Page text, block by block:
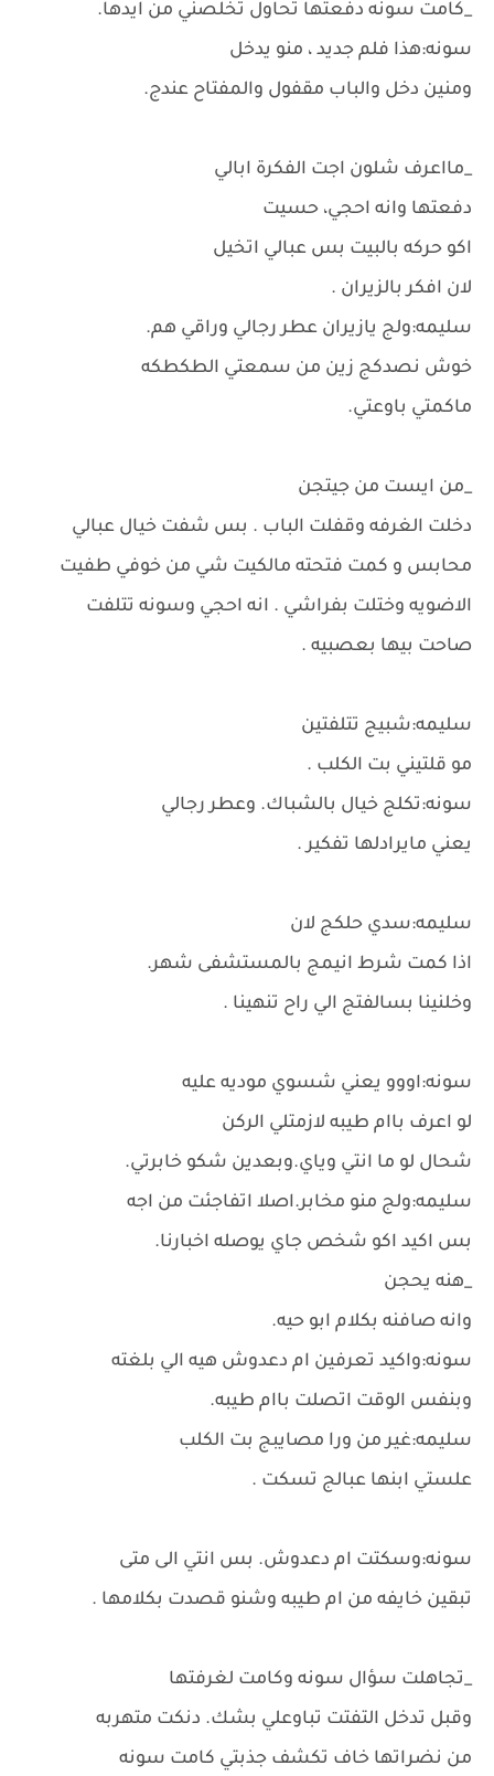
_كامت سونه دفعتها تحاول تخلصني من ايدها.
سونه:هذا فلم جديد ، منو يدخل
ومنين دخل والباب مقفول والمفتاح عندج.
_مااعرف شلون اجت الفكرة ابالي
دفعتها وانه احجي، حسيت
اكو حركه بالبيت بس عبالي اتخيل
لان افكر بالزيران .
سليمه:ولج يازيران عطر رجالي وراقي هم.
خوش نصدكج زين من سمعتي الطكطكه
ماكمتي باوعتي.
_من ايست من جيتجن
دخلت الغرفه وقفلت الباب . بس شفت خيال عبالي
محابس و كمت فتحته مالكيت شي من خوفي طفيت
الاضويه وختلت بفراشي . انه احجي وسونه تتلفت
صاحت بيها بعصبيه .
سليمه:شبيج تتلفتين
مو قلتيني بت الكلب .
سونه:تكلج خيال بالشباك. وعطر رجالي
يعني مايرادلها تفكير .
سليمه:سدي حلكج لان
اذا كمت شرط انيمج بالمستشفى شهر.
وخلنينا بسالفتج الي راح تنهينا .
سونه:اووو يعني شسوي موديه عليه
لو اعرف باام طيبه لازمتلي الركن
شحال لو ما انتي وياي.وبعدين شكو خابرتي.
سليمه:ولج منو مخابر.اصلا اتفاجئت من اجه
بس اكيد اكو شخص جاي يوصله اخبارنا.
_هنه يحجن
وانه صافنه بكلام ابو حيه.
سونه:واكيد تعرفين ام دعدوش هيه الي بلغته
وبنفس الوقت اتصلت باام طيبه.
سليمه:غير من ورا مصايبج بت الكلب
علستي ابنها عبالج تسكت .
سونه:وسكتت ام دعدوش. بس انتي الى متى
تبقين خايفه من ام طيبه وشنو قصدت بكلامها .
_تجاهلت سؤال سونه وكامت لغرفتها
وقبل تدخل التفتت تباوعلي بشك. دنكت متهربه
من نضراتها خاف تكشف جذبتي كامت سونه